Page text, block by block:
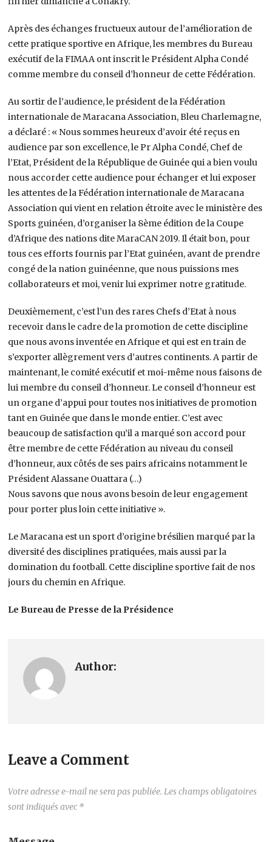
Après des échanges fructueux autour de l’amélioration de
cette pratique sportive en Afrique, les membres du Bureau
exécutif de la FIMAA ont inscrit le Président Alpha Condé
comme membre du conseil d’honneur de cette Fédération.
Au sortir de l’audience, le président de la Fédération
internationale de Maracana Association, Bleu Charlemagne,
a déclaré : « Nous sommes heureux d’avoir été reçus en
audience par son excellence, le Pr Alpha Condé, Chef de
l’Etat, Président de la République de Guinée qui a bien voulu
nous accorder cette audience pour échanger et lui exposer
les attentes de la Fédération internationale de Maracana
Association qui vient en relation étroite avec le ministère des
Sports guinéen, d’organiser la 8ème édition de la Coupe
d’Afrique des nations dite MaraCAN 2019. Il était bon, pour
tous ces efforts fournis par l’Etat guinéen, avant de prendre
congé de la nation guinéenne, que nous puissions mes
collaborateurs et moi, venir lui exprimer notre gratitude.
Deuxièmement, c’est l’un des rares Chefs d’Etat à nous
recevoir dans le cadre de la promotion de cette discipline
que nous avons inventée en Afrique et qui est en train de
s’exporter allègrement vers d’autres continents. A partir de
maintenant, le comité exécutif et moi-même nous faisons de
lui membre du conseil d’honneur. Le conseil d’honneur est
un organe d’appui pour toutes nos initiatives de promotion
tant en Guinée que dans le monde entier. C’est avec
beaucoup de satisfaction qu’il a marqué son accord pour
être membre de cette Fédération au niveau du conseil
d’honneur, aux côtés de ses pairs africains notamment le
Président Alassane Ouattara (…)
Nous savons que nous avons besoin de leur engagement
pour porter plus loin cette initiative ».
Le Maracana est un sport d’origine brésilien marqué par la
diversité des disciplines pratiquées, mais aussi par la
domination du football. Cette discipline sportive fait de nos
jours du chemin en Afrique.
Le Bureau de Presse de la Présidence
Author:
Leave a Comment
Votre adresse e-mail ne sera pas publiée. Les champs obligatoires
sont indiqués avec *